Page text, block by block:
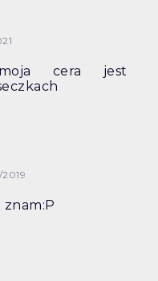
moja cera jest
2019
znam:P